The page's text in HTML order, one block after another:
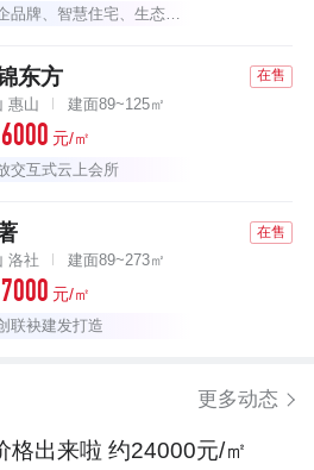
东方 在售
惠山 建面89~125㎡
元/㎡
交互式云上会所
在售
洛社 建面89~273㎡
元/㎡
联袂建发打造
更多动态
格出来啦 约24000元/㎡